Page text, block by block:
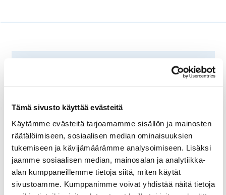
Tämä sivusto käyttää evästeitä
Käytämme evästeitä tarjoamamme sisällön ja mainosten
räätälöimiseen, sosiaalisen median ominaisuuksien
tukemiseen ja kävijämäärämme analysoimiseen. Lisäksi
jaamme sosiaalisen median, mainosalan ja analytiikka-
alan kumppaneillemme tietoja siitä, miten käytät
sivustoamme. Kumppanimme voivat yhdistää näitä tietoja
Ennakointikamari
www.ennakointikamari.fi
Uudellamaalla toimivien ammatillisen
koulutuksen järjestäjien ja
ammattikorkeakoulujen, Uudenmaan liiton
ja Helsingin seudun kauppakamarin
ennakointiyhteistyötä, jossa selvitetään
yritysten ja työelämän osaamis- ja
koulutustarpeita.